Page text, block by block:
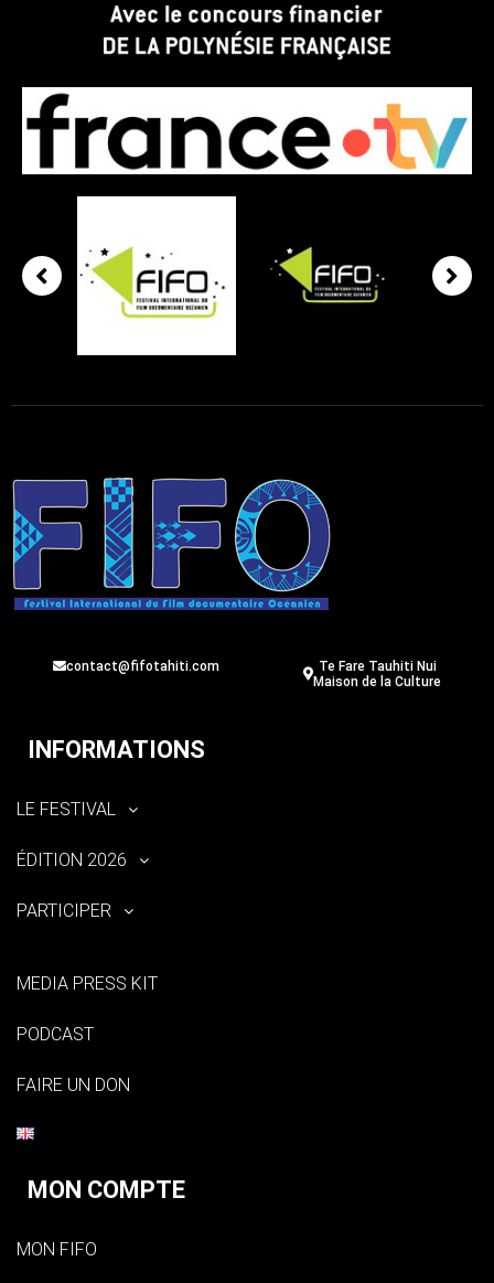
contact@fifotahiti.com
Te Fare Tauhiti Nui
Maison de la Culture
INFORMATIONS
LE FESTIVAL
ÉDITION 2026
PARTICIPER
MEDIA PRESS KIT
PODCAST
FAIRE UN DON
MON COMPTE
MON FIFO